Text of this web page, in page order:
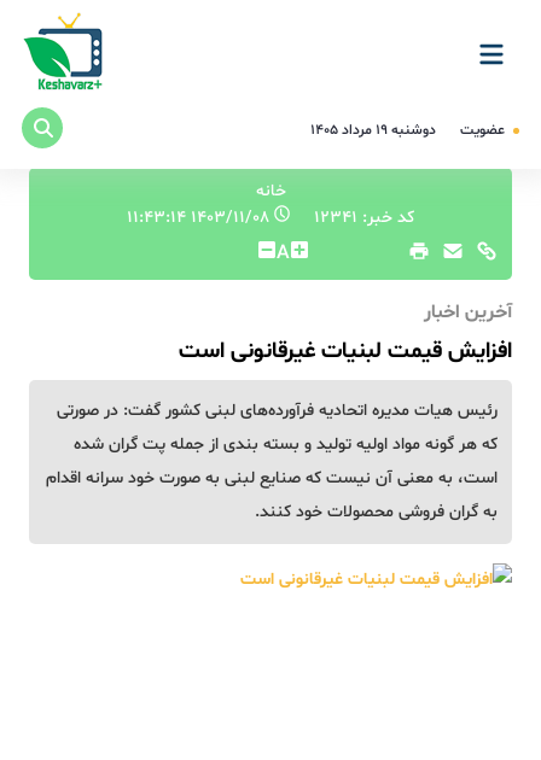
عضویت دوشنبه ۱۹ مرداد ۱۴۰۵
خانه
کد خبر: 12341
۱۴۰۳/۱۱/۰۸ ۱۱:۴۳:۱۴
A
آخرین اخبار
افزایش قیمت لبنیات غیرقانونی است
رئیس هیات مدیره اتحادیه فرآورده‌های لبنی کشور گفت: در صورتی
که هر گونه مواد اولیه تولید و بسته بندی از جمله پت گران شده
است، به معنی آن نیست که صنایع لبنی به صورت خود سرانه اقدام
به گران فروشی محصولات خود کنند.